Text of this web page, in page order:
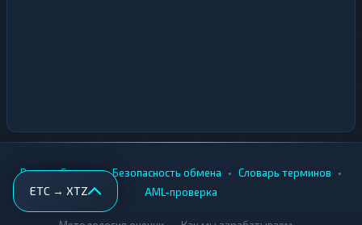
ETC → XTZ
Вики • Города • Безопасность обмена • Словарь терминов •
AML-проверка